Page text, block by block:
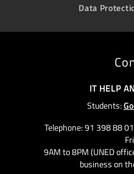
Data
IT HELP
Students:
Telephone: 91 398 88
9AM to 8PM (UNED
business on